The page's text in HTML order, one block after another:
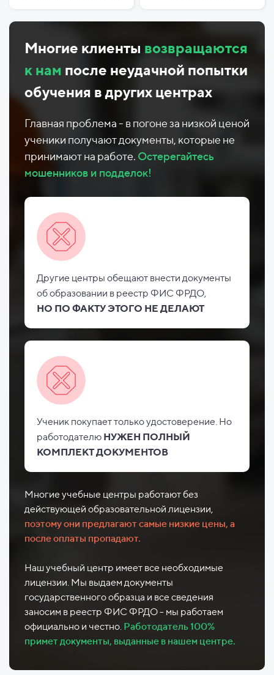
Многие клиенты возвращаются
к нам после неудачной попытки
обучения в других центрах
Главная проблема - в погоне за низкой ценой
ученики получают документы, которые не
принимают на работе. Остерегайтесь
мошенников и подделок!
Другие центры обещают внести документы
обобразовании в реестр ФИС ФРДО,
НО ПО ФАКТУ ЭТОГО НЕ ДЕЛАЮТ
Ученик покупает только удостоверение. Но
работодателю НУЖЕН ПОЛНЫЙ
КОМПЛЕКТ ДОКУМЕНТОВ
Многие учебные центры работают без
действующей образовательной лицензии,
поэтому они предлагают самые низкие цены, а
после оплаты пропадают.
Наш учебный центр имеет все необходимые
лицензии. Мы выдаем документы
государственного образца и все сведения
заносим в реестр ФИС ФРДО - мы работаем
официально и честно. Работодатель 100%
примет документы, выданные в нашем центре.